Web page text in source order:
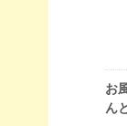
お
ん